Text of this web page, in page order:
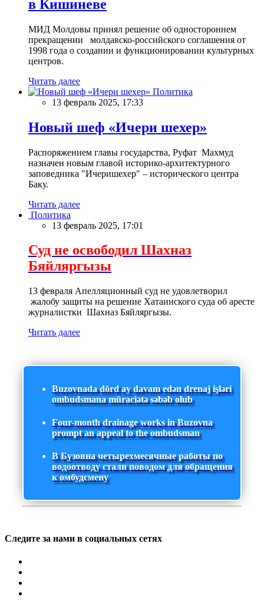
в Кишиневе
МИД Молдовы принял решение об одностороннем
прекращении молдавско-российского соглашения от
1998 года о создании и функционировании культурных
центров.
Читать далее
Политика
13 февраль 2025, 17:33
Новый шеф «Ичери шехер»
Распоряжением главы государства, Руфат Махмуд
назначен новым главой историко-архитектурного
заповедника "Ичеришехер" – исторического центра
Баку.
Читать далее
Политика
13 февраль 2025, 17:01
Суд не освободил Шахназ
Бяйляргызы
13 февраля Апелляционный суд не удовлетворил
жалобу защиты на решение Хатаинского суда об аресте
журналистки Шахназ Бяйляргызы.
Читать далее
Buzovnada dörd ay davam edən drenaj işləri
ombudsmana müraciətə səbəb olub
Four-month drainage works in Buzovna
prompt an appeal to the ombudsman
В Бузовна четырехмесячные работы по
водоотводу стали поводом для обращения
к омбудсмену
Следите за нами в социальных сетях